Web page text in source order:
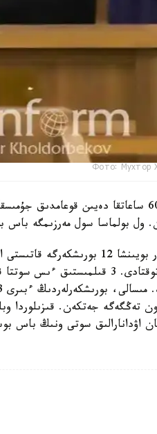
Фото: Мухтор
مۇنداي قىلمىس ءۇشىن 600 ساعاتقا
ول بولماسا سول مەرزىمگە باس
قارىز 12 ميلليون تەڭگەگە جەتكەن.